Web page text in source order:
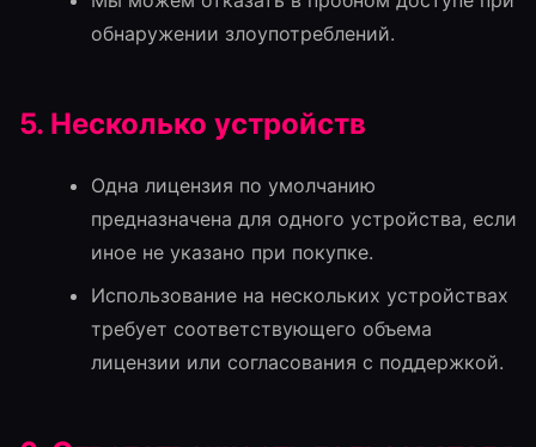
обнаружении злоупотреблений.
5. Несколько устройств
Одна лицензия по умолчанию
предназначена для одного устройства, если
иное не указано при покупке.
Использование на нескольких устройствах
требует соответствующего объема
лицензии или согласования с поддержкой.